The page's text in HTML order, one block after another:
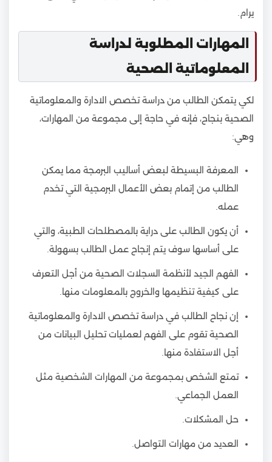
يرام.
المهارات المطلوبة لدراسة
المعلوماتية الصحية
لكي يتمكن الطالب من دراسة تخصص الادارة والمعلوماتية
الصحية بنجاح، فإنه في حاجة إلى مجموعة من المهارات،
وهي:
المعرفة البسيطة لبعض أساليب البرمجة مما يمكن
الطالب من إتمام بعض الأعمال البرمجية التي تخدم
عمله.
أن يكون الطالب على دراية بالمصطلحات الطبية، والتي
على أساسها سوف يتم إنجاح عمل الطالب بسهولة.
الفهم الجيد لأنظمة السجلات الصحية من أجل التعرف
على كيفية تنظيمها والخروج بالمعلومات منها.
إن نجاح الطالب في دراسة تخصص الادارة والمعلوماتية
الصحية تقوم على الفهم لعمليات تحليل البيانات من
أجل الاستفادة منها.
تمتع الشخص بمجموعة من المهارات الشخصية مثل
العمل الجماعي.
حل المشكلات.
العديد من مهارات التواصل.